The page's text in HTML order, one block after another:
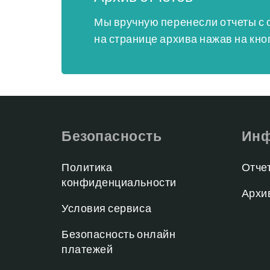
Мы вручную перенесли отчеты с
на странице архива нажав на
Безопасность
Политика
конфиденциальности
Условия сервиса
Безопасность онлайн
платежей